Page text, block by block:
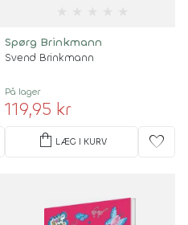
Spørg Brinkmann
Svend Brinkmann
På lager
119,95 kr
shopping_bag LÆG I KURV favorite